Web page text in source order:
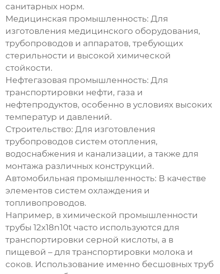
санитарных норм.
Медицинская промышленность: Для
изготовления медицинского оборудования,
трубопроводов и аппаратов, требующих
стерильности и высокой химической
стойкости.
Нефтегазовая промышленность: Для
транспортировки нефти, газа и
нефтепродуктов, особенно в условиях высоких
температур и давлений.
Строительство: Для изготовления
трубопроводов систем отопления,
водоснабжения и канализации, а также для
монтажа различных конструкций.
Автомобильная промышленность: В качестве
элементов систем охлаждения и
топливопроводов.
Например, в химической промышленности
трубы12x18n10t часто используются для
транспортировки серной кислоты, а в
пищевой – для транспортировки молока и
соков. Использование именно бесшовных труб